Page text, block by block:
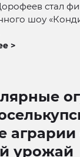
стал
шоу
>
аграрии
урожай